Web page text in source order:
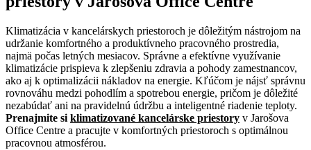
Klimatizácia v kancelárskych priestoroch je dôležitým nástrojom na
udržanie komfortného a produktívneho pracovného prostredia,
najmä počas letných mesiacov. Správne a efektívne využívanie
klimatizácie prispieva k zlepšeniu zdravia a pohody zamestnancov,
ako aj k optimalizácii nákladov na energie. Kľúčom je nájsť správnu
rovnováhu medzi pohodlím a spotrebou energie, pričom je dôležité
nezabúdať ani na pravidelnú údržbu a inteligentné riadenie teploty.
Prenajmite si klimatizované kancelárske priestory v Jarošova
Office Centre a pracujte v komfortných priestoroch s optimálnou
pracovnou atmosférou.